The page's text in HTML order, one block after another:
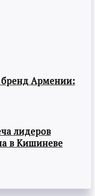
Армении:
лидеров
в Кишиневе